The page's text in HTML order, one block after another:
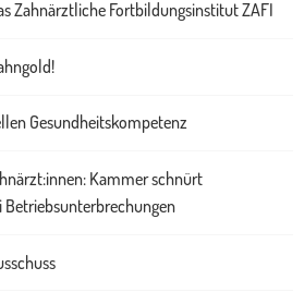
Zahnärztliche Fortbildungsinstitut ZAFI
Gesundheitskompetenz
Kammer schnürt
Betriebsunterbrechungen